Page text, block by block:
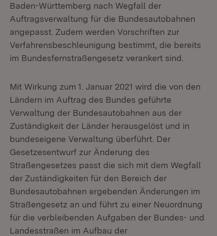
Baden-Württemberg nach Wegfall der
Auftragsverwaltung für die Bundesautobahnen
angepasst. Zudem werden Vorschriften zur
Verfahrensbeschleunigung bestimmt, die bereits
im Bundesfernstraßengesetz verankert sind.
Mit Wirkung zum 1. Januar 2021 wird die von den
Ländern im Auftrag des Bundes geführte
Verwaltung der Bundesautobahnen aus der
Zuständigkeit der Länder herausgelöst und in
bundeseigene Verwaltung überführt. Der
Gesetzesentwurf zur Änderung des
Straßengesetzes passt die sich mit dem Wegfall
der Zuständigkeiten für den Bereich der
Bundesautobahnen ergebenden Änderungen im
Straßengesetz an und führt zu einer Neuordnung
für die verbleibenden Aufgaben der Bundes- und
Landesstraßen im Aufbau der